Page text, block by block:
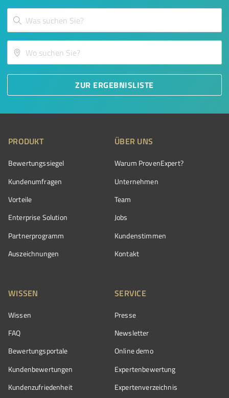
ZUR ERGEBNISLISTE
PRODUKT
Bewertungssiegel
Kundenumfragen
Vorteile
Enterprise Solution
Partnerprogramm
Auszeichnungen
ÜBER UNS
Warum ProvenExpert?
Unternehmen
Team
Jobs
Kundenstimmen
Kontakt
WISSEN
Wissen
FAQ
Bewertungsportale
Kundenbewertungen
Kundenzufriedenheit
SERVICE
Presse
Newsletter
Online demo
Expertenbewertung
Expertenverzeichnis